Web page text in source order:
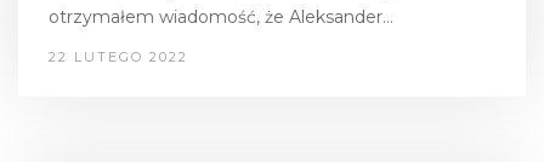
otrzymałem wiadomość, że Aleksander…
22 LUTEGO 2022